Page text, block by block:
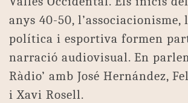
anys 40-50, l’associacionisme,
política i esportiva formen
narració audiovisual. En
Ràdio’ amb José Hernández,
i Xavi Rosell.